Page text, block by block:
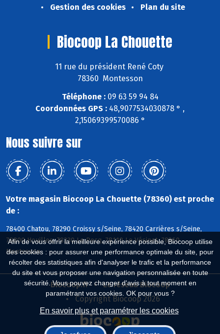
Afin de vous offrir la meilleure expérience possible, Biocoop utilise
des cookies : pour assurer une performance optimale du site, pour
récolter des statistiques afin d'analyser le trafic et la performance
du site et vous proposer une navigation personnalisée en toute
sécurité. Vous pouvez changer d'avis à tout moment en
paramétrant vos cookies. OK pour vous ?
En savoir plus et paramétrer les cookies
Gestion des cookies
Plan du site
Biocoop La Chouette
11 rue du président René Coty
78360 Montesson
Téléphone :09 63 59 94 84
Coordonnées GPS : 48,9077534030878 ° ,
2,15069399570086 °
Nous suivre sur
Votre magasin Biocoop La Chouette (78360) est proche
de :
78400 Chatou, 78290 Croissy s/Seine, 78420 Carrières s/Seine,
78800 Houilles, 78230 Le Pecq, 78110 Le Vésinet, 78360
Montesson
Biocoop.fr
Le réseau Biocoop
Copyright Biocoop 2026